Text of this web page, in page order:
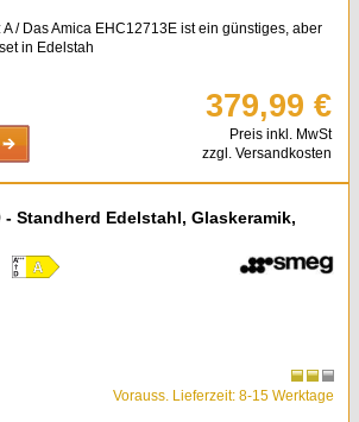
/ Das Amica EHC12713E ist ein günstiges, aber
in Edelstah
379,99 €
Preis inkl. MwSt
zzgl. Versandkosten
- Standherd Edelstahl, Glaskeramik,
Vorauss. Lieferzeit: 8-15 Werktage